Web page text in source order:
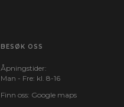
BESØK OSS
Åpningstider:
Man - Fre: kl. 8-16
Finn oss: Google maps